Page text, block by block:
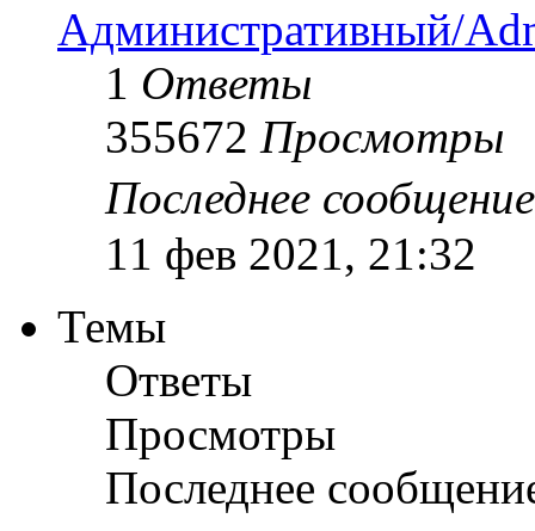
Административный/
1 Ответы
355672 Просмотры
Последнее
11 фев 2021, 21:32
Темы
Ответы
Просмотры
Последнее